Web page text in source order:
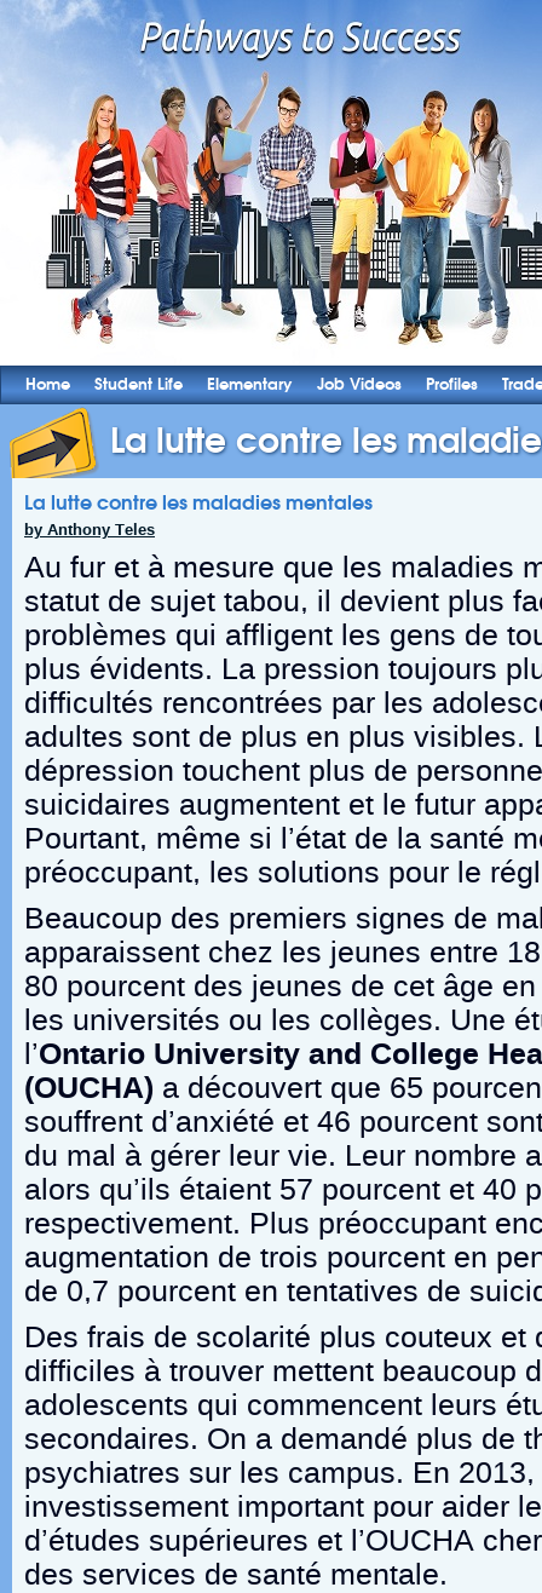
Home Student Life Elementary Job Videos Profiles
La lutte contre les
La lutte contre les maladies mentales
by Anthony Teles
Au fur et à mesure que les maladies
statut de sujet tabou, il devient plus
problèmes qui affligent les gens de
plus évidents. La pression toujours
difficultés rencontrées par les
adultes sont de plus en plus visibles.
dépression touchent plus de
suicidaires augmentent et le futur
Pourtant, même si l’état de la santé
préoccupant, les solutions pour le
Beaucoup des premiers signes de
apparaissent chez les jeunes entre
80 pourcent des jeunes de cet âge
les universités ou les collèges. Une
l’Ontario University and College
(OUCHA) a découvert que 65
souffrent d’anxiété et 46 pourcent
du mal à gérer leur vie. Leur nombre
alors qu’ils étaient 57 pourcent et 40
respectivement. Plus préoccupant
augmentation de trois pourcent en
de 0,7 pourcent en tentatives de
Des frais de scolarité plus couteux et
difficiles à trouver mettent beaucoup
adolescents qui commencent leurs
secondaires. On a demandé plus de
psychiatres sur les campus. En 2013,
investissement important pour aider
d’études supérieures et l’OUCHA
des services de santé mentale.